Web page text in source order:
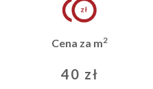
Cena za m2
40 zł